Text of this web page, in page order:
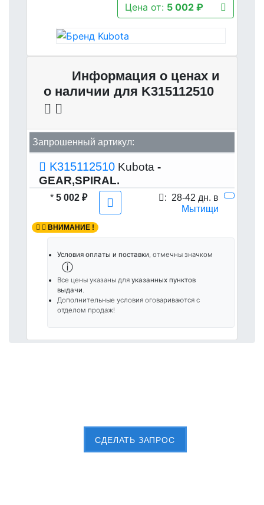
Цена от: 5 002 ₽
Информация о ценах и
о наличии для K315112510
Запрошенный артикул:
K315112510 Kubota -
GEAR,SPIRAL.
* 5 002 ₽ : 28-42 дн. в
Мытищи
ВНИМАНИЕ !
Условия оплаты и поставки, отмечны значком
ⓘ
Все цены указаны для указанных пунктов
выдачи.
Дополнительные условия оговариваются с
отделом продаж!
CДЕЛАТЬ ЗАПРОС